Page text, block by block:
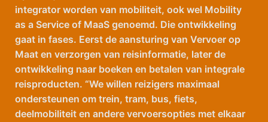
integrator worden van mobiliteit, ook wel Mobility
as a Service of MaaS genoemd. Die ontwikkeling
gaat in fases. Eerst de aansturing van Vervoer op
Maat en verzorgen van reisinformatie, later de
ontwikkeling naar boeken en betalen van integrale
reisproducten. “We willen reizigers maximaal
ondersteunen om trein, tram, bus, fiets,
deelmobiliteit en andere vervoersopties met elkaar